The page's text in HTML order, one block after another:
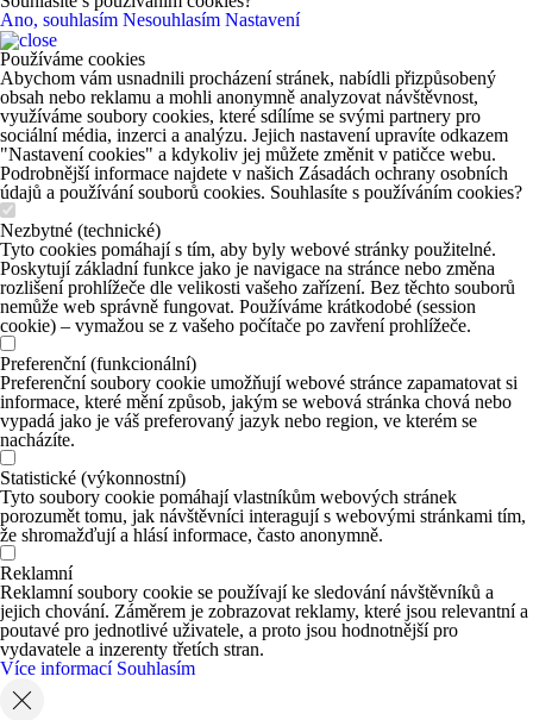
Ano, souhlasím Nesouhlasím Nastavení
Používáme cookies
Abychom vám usnadnili procházení stránek, nabídli přizpůsobený
obsah nebo reklamu a mohli anonymně analyzovat návštěvnost,
využíváme soubory cookies, které sdílíme se svými partnery pro
sociální média, inzerci a analýzu. Jejich nastavení upravíte odkazem
"Nastavení cookies" a kdykoliv jej můžete změnit v patičce webu.
Podrobnější informace najdete v našich Zásadách ochrany osobních
údajů a používání souborů cookies. Souhlasíte s používáním cookies?
Nezbytné (technické)
Tyto cookies pomáhají s tím, aby byly webové stránky použitelné.
Poskytují základní funkce jako je navigace na stránce nebo změna
rozlišení prohlížeče dle velikosti vašeho zařízení. Bez těchto souborů
nemůže web správně fungovat. Používáme krátkodobé (session
cookie) – vymažou se z vašeho počítače po zavření prohlížeče.
Preferenční (funkcionální)
Preferenční soubory cookie umožňují webové stránce zapamatovat si
informace, které mění způsob, jakým se webová stránka chová nebo
vypadá jako je váš preferovaný jazyk nebo region, ve kterém se
nacházíte.
Statistické (výkonnostní)
Tyto soubory cookie pomáhají vlastníkům webových stránek
porozumět tomu, jak návštěvníci interagují s webovými stránkami tím,
že shromažďují a hlásí informace, často anonymně.
Reklamní
Reklamní soubory cookie se používají ke sledování návštěvníků a
jejich chování. Záměrem je zobrazovat reklamy, které jsou relevantní a
poutavé pro jednotlivé uživatele, a proto jsou hodnotnější pro
vydavatele a inzerenty třetích stran.
Více informací Souhlasím